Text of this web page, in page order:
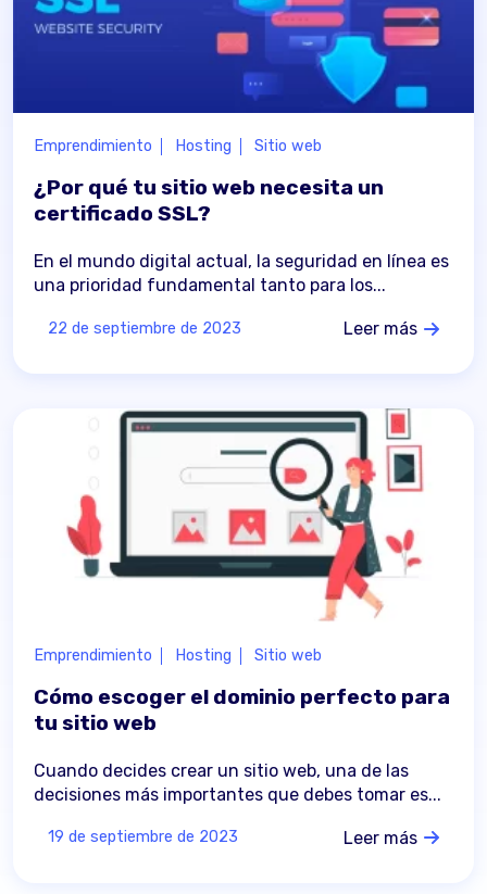
Emprendimiento Hosting Sitio web
¿Por qué tu sitio web necesita un
certificado SSL?
En el mundo digital actual, la seguridad en línea es
una prioridad fundamental tanto para los...
22 de septiembre de 2023 Leer más
Emprendimiento Hosting Sitio web
Cómo escoger el dominio perfecto para
tu sitio web
Cuando decides crear un sitio web, una de las
decisiones más importantes que debes tomar es...
19 de septiembre de 2023 Leer más